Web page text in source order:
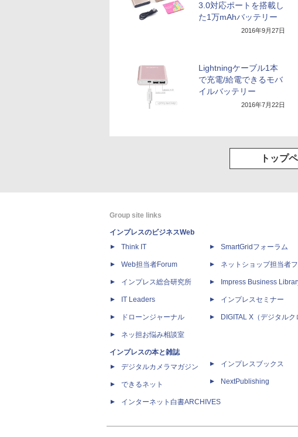
3.0対応ポートを搭載し
た1万mAhバッテリー
2016年9月27日
Lightningケーブル1本
で充電/給電できるモバ
イルバッテリー
2016年7月22日
トップ
Group site links
インプレスのビジネスWeb
Think IT
Web担当者Forum
インプレス総合研究所
IT Leaders
ドローンジャーナル
ネッ担お悩み相談室
インプレスの本と雑誌
デジタルカメラマガジン
できるネット
インターネット白書ARCHIVES
SmartGridフォーラム
ネットショップ担当者
Impress Business
インプレスセミナー
DIGITAL X（デジタルク
インプレスブックス
NextPublishing